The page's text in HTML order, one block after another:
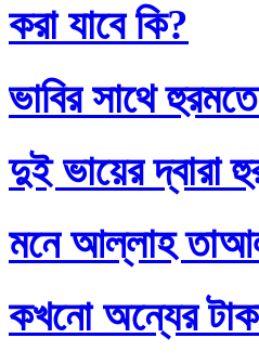
করা যাবে কি?
ভাবির সাথে
দুই ভায়ের দ্বারা
মনে আল্লাহ
কখনো অন্যের